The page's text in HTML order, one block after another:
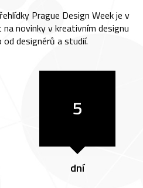
Prague Design Week je v
novinky v kreativním designu
designérů a studií.
5
dní